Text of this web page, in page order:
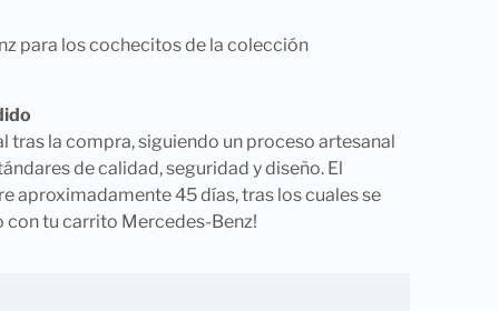
para los cochecitos de la colección
tras la compra, siguiendo un proceso artesanal
de calidad, seguridad y diseño. El
aproximadamente 45 días, tras los cuales se
con tu carrito Mercedes-Benz!